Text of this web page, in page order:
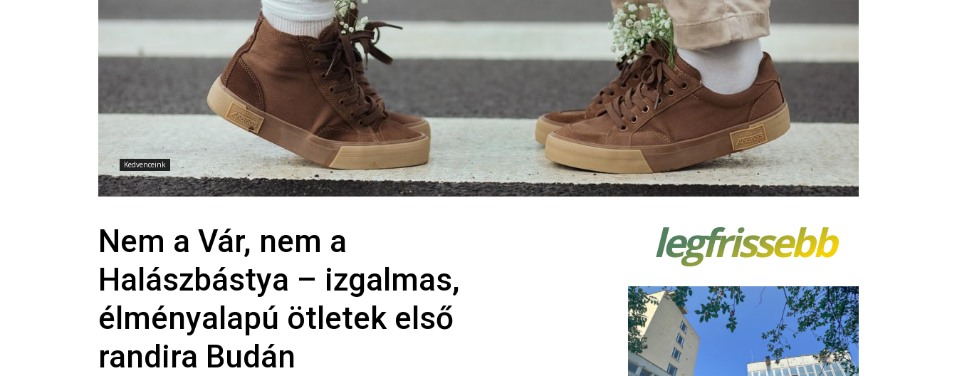
Kedvenceink
Nem a Vár, nem a
Halászbástya – izgalmas,
élményalapú ötletek első
randira Budán
legfrissebb